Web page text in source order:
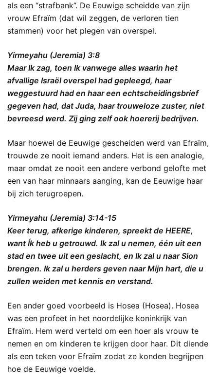
als een “strafbank”. De Eeuwige scheidde van zijn
vrouw Efraïm (dat wil zeggen, de verloren tien
stammen) voor het plegen van overspel.
Yirmeyahu (Jeremia) 3:8
Maar Ik zag, toen Ik vanwege alles waarin het
afvallige Israël overspel had gepleegd, haar
weggestuurd had en haar een echtscheidingsbrief
gegeven had, dat Juda, haar trouweloze zuster, niet
bevreesd werd. Zij ging zelf ook hoererij bedrijven.
Maar hoewel de Eeuwige gescheiden werd van Efraïm,
trouwde ze nooit iemand anders. Het is een analogie,
maar omdat ze nooit een andere verbond gelofte met
een van haar minnaars aanging, kan de Eeuwige haar
bij zich terugroepen.
Yirmeyahu (Jeremia) 3:14-15
Keer terug, afkerige kinderen, spreekt de HEERE,
want Ík heb u getrouwd. Ik zal u nemen, één uit een
stad en twee uit een geslacht, en Ik zal u naar Sion
brengen. Ik zal u herders geven naar Mijn hart, die u
zullen weiden met kennis en verstand.
Een ander goed voorbeeld is Hosea (Hosea). Hosea
was een profeet in het noordelijke koninkrijk van
Efraïm. Hem werd verteld om een hoer als vrouw te
nemen en om kinderen te krijgen door haar. Dit diende
als een teken voor Efraïm zodat ze konden begrijpen
hoe de Eeuwige voelde.